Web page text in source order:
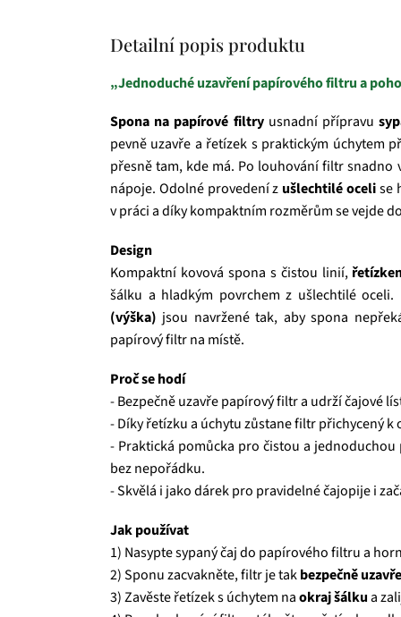
Detailní popis produktu
„Jednoduché uzavření papírového filtru a
Spona na papírové filtryusnadní přípravu
pevně uzavře a řetízek s praktickým úchytem
přesně tam, kde má. Po louhování filtr snadno
nápoje. Odolné provedení z ušlechtilé ocelise
v práci a díky kompaktním rozměrům se vejde
Design
Kompaktní kovová spona s čistou linií,
šálku a hladkým povrchem z ušlechtilé oceli.
(výška) jsou navržené tak, aby spona
papírový filtr na místě.
Proč se hodí
- Bezpečně uzavře papírový filtr a udrží čajové
- Díky řetízku a úchytu zůstane filtr přichycený
- Praktická pomůcka pro čistou a
bez nepořádku.
- Skvělá i jako dárek pro pravidelné čajopije i
Jak používat
1) Nasypte sypaný čaj do papírového filtru a
2) Sponu zacvakněte, filtr je takbezpečně
3) Zavěste řetízek s úchytem naokraj šálkua